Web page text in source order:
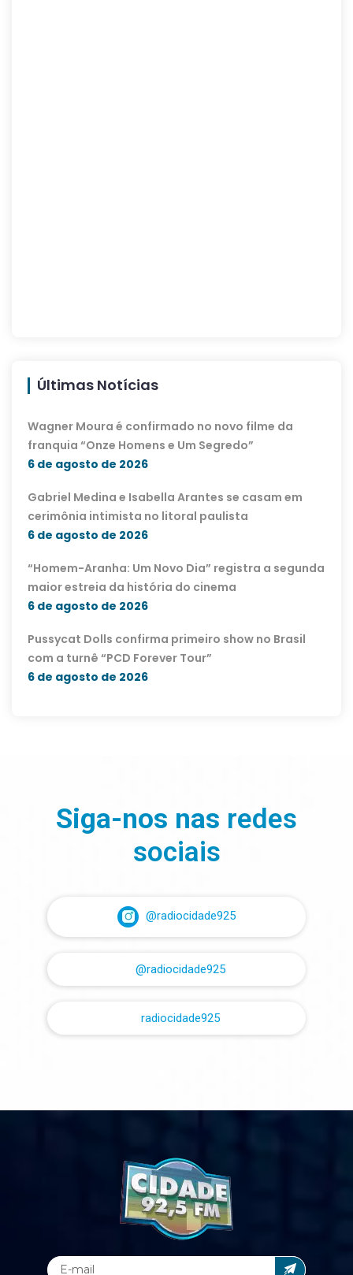
Últimas Notícias
Wagner Moura é confirmado no novo filme da
franquia “Onze Homens e Um Segredo”
6 de agosto de 2026
Gabriel Medina e Isabella Arantes se casam em
cerimônia intimista no litoral paulista
6 de agosto de 2026
“Homem-Aranha: Um Novo Dia” registra a segunda
maior estreia da história do cinema
6 de agosto de 2026
Pussycat Dolls confirma primeiro show no Brasil
com a turnê “PCD Forever Tour”
6 de agosto de 2026
Siga-nos nas redes
sociais
@radiocidade925
@radiocidade925
radiocidade925